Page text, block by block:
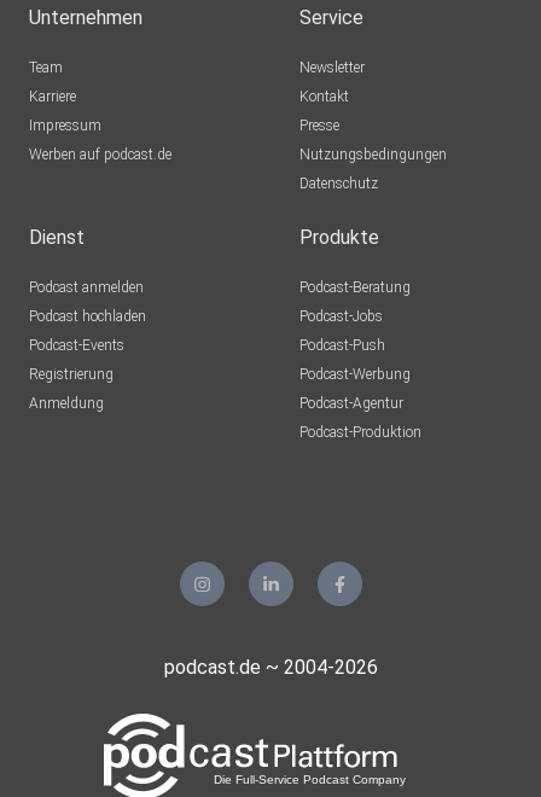
Unternehmen
Team
Karriere
Impressum
Werben auf podcast.de
Service
Newsletter
Kontakt
Presse
Nutzungsbedingungen
Datenschutz
Dienst
Podcast anmelden
Podcast hochladen
Podcast-Events
Registrierung
Anmeldung
Produkte
Podcast-Beratung
Podcast-Jobs
Podcast-Push
Podcast-Werbung
Podcast-Agentur
Podcast-Produktion
podcast.de ~ 2004-2026